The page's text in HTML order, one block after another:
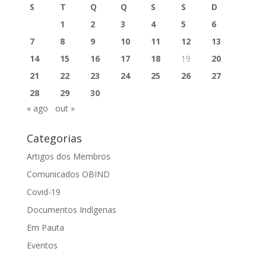
S T Q Q S S
D
1
2 3 4 5
6
7
8 9 10 11 12
13
14
15 16 17 18 19
20
21
22 23 24 25 26
27
28
29
30
« ago
out »
Categorias
Artigos dos Membros
Comunicados OBIND
Covid-19
Documentos Indígenas
Em Pauta
Eventos